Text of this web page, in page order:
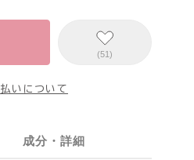
(51)
いについて
成分・詳細